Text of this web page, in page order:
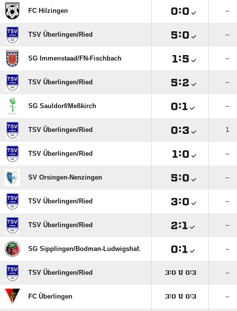
FC Hilzingen : –
TSV Überlingen/​Ried : –
SG Immenstaad/​FN-Fischbach : –
TSV Überlingen/​Ried : –
SG Sauldorf/​Meßkirch : –
TSV Überlingen/​Ried : 1
TSV Überlingen/​Ried : –
SV Orsingen-Nenzingen : –
TSV Überlingen/​Ried : –
TSV Überlingen/​Ried : –
SG Sipplingen/​Bodman-Ludwigshaf. : –
TSV Überlingen/​Ried :U : –
FC Überlingen :U : –